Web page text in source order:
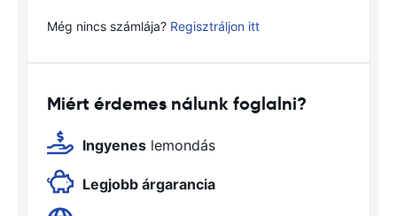
Még nincs számlája? Regisztráljon itt
Miért érdemes nálunk foglalni?
Ingyenes lemondás
Legjobb árgarancia